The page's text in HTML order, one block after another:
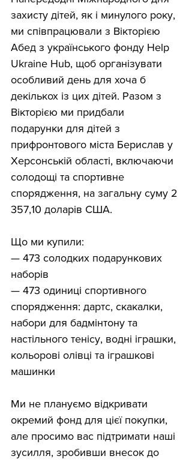
захисту дітей, як і минулого року,
ми співпрацювали з Вікторією
Абед з українського фонду Help
Ukraine Hub, щоб організувати
особливий день для хоча б
декількох із цих дітей. Разом з
Вікторією ми придбали
подарунки для дітей з
прифронтового міста Берислав у
Херсонській області, включаючи
солодощі та спортивне
спорядження, на загальну суму 2
357,10 доларів США.
Що ми купили:
— 473 солодких подарункових
наборів
— 473 одиниці спортивного
спорядження: дартс, скакалки,
набори для бадмінтону та
настільного тенісу, водні іграшки,
кольорові олівці та іграшкові
машинки
Ми не плануємо відкривати
окремий фонд для цієї покупки,
але просимо вас підтримати наші
зусилля, зробивши внесок до